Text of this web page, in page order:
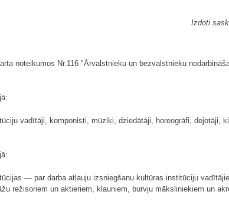
Izdoti
noteikumos Nr.116 "Ārvalstnieku un bezvalstnieku
vadītāji, komponisti, mūziķi, dziedātāji, horeogrāfi, dejotāji,
— par darba atļauju izsniegšanu kultūras institūciju
režisoriem un aktieriem, klauniem, burvju māksliniekiem un